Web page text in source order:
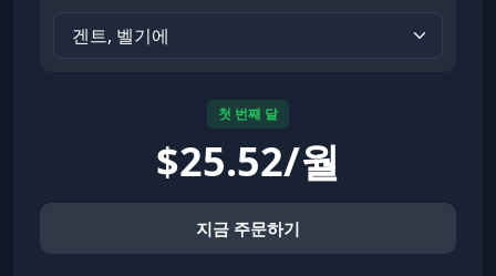
첫 번째 달
$25.52/월
지금 주문하기